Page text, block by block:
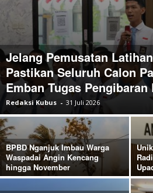
Jelang Pemusatan
Pastikan Seluruh Calon
Emban Tugas Pengibaran
Redaksi Kubus - 31 Juli 2026
BPBD Nganjuk Imbau Warga
Waspadai Angin Kencang
hingga November